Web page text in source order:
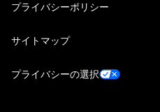
プライバシーポリシー
サイトマップ
プライバシーの選択